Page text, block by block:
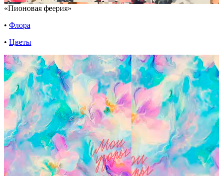
«Пионовая феерия»
• Флора
• Цветы